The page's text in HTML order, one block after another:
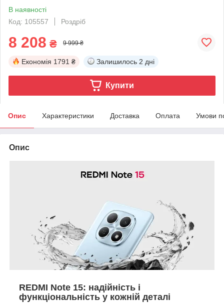
В наявності
Код: 105557
Роздріб
8 208 ₴ 9 999 ₴
Економія 1791 ₴ Залишилось 2 дні
Купити
Опис Характеристики Доставка Оплата Умови
Опис
REDMI Note 15: надійність і
функціональність у кожній деталі